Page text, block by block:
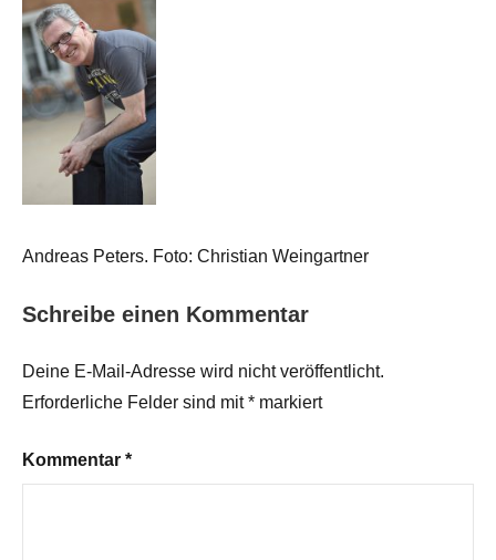
Andreas Peters. Foto: Christian Weingartner
Schreibe einen Kommentar
Deine E-Mail-Adresse wird nicht veröffentlicht.
Erforderliche Felder sind mit* markiert
Kommentar *